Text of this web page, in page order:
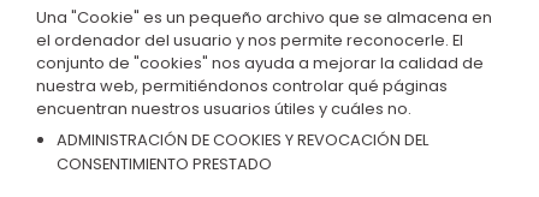
Una "Cookie" es un pequeño archivo que se almacena en
el ordenador del usuario y nos permite reconocerle. El
conjunto de "cookies" nos ayuda a mejorar la calidad de
nuestra web, permitiéndonos controlar qué páginas
encuentran nuestros usuarios útiles y cuáles no.
ADMINISTRACIÓN DE COOKIES Y REVOCACIÓN DEL
CONSENTIMIENTO PRESTADO